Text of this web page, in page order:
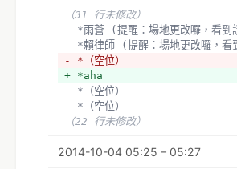
（31 行未修改）
*雨蒼 (提醒：場地更改囉，看到
*賴律師 (提醒：場地更改囉，看
- *（空位）
+ *aha
  *（空位）
  *（空位）
（22 行未修改）
2014-10-04 05:25 – 05:27